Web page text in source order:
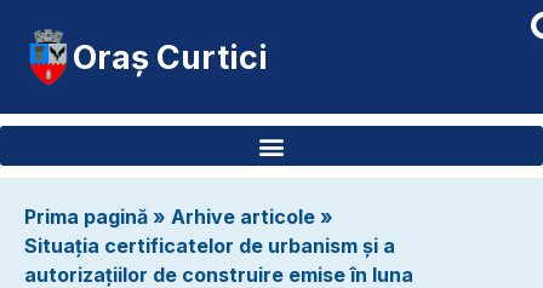
Oraș Curtici
Prima pagină » Arhive articole »
Situația certificatelor de urbanism și a
autorizațiilor de construire emise în luna